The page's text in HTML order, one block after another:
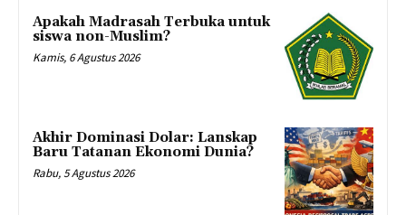
Apakah Madrasah Terbuka untuk
siswa non-Muslim?
Kamis, 6 Agustus 2026
Akhir Dominasi Dolar: Lanskap
Baru Tatanan Ekonomi Dunia?
Rabu, 5 Agustus 2026